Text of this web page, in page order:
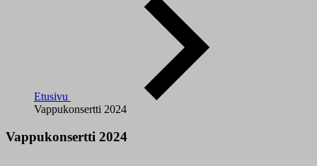
Etusivu
Vappukonsertti 2024
Vappukonsertti 2024